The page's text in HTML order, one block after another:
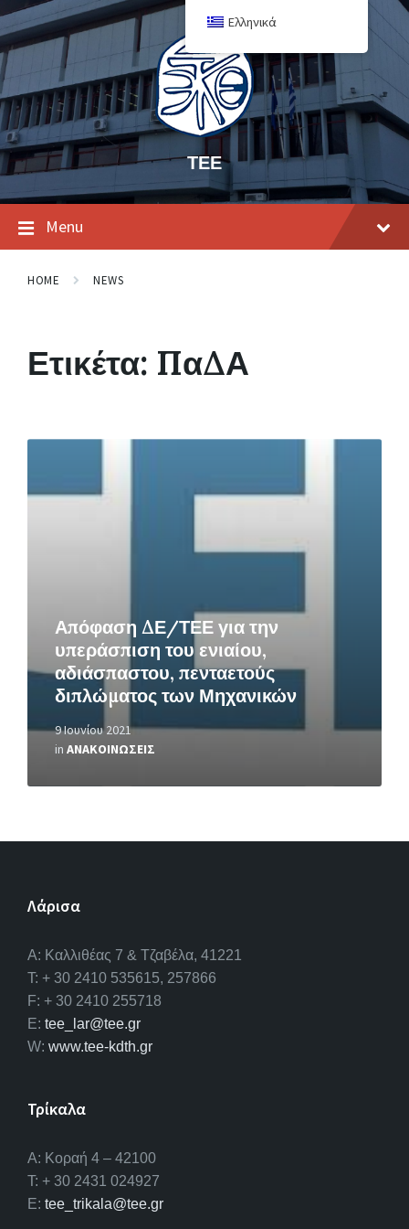
ΤΕΕ
Menu
HOME NEWS
Ετικέτα: ΠαΔΑ
Απόφαση ΔΕ/ΤΕΕ για την
υπεράσπιση του ενιαίου,
αδιάσπαστου, πενταετούς
διπλώματος των Μηχανικών
9 Ιουνίου 2021
in ΑΝΑΚΟΙΝΩΣΕΙΣ
Περισσότερα
Λάρισα
A: Καλλιθέας 7 & Τζαβέλα, 41221
T: + 30 2410 535615, 257866
F: + 30 2410 255718
E: tee_lar@tee.gr
W: www.tee-kdth.gr
Τρίκαλα
Α: Κοραή 4 – 42100
T: + 30 2431 024927
E: tee_trikala@tee.gr
Ελληνικά